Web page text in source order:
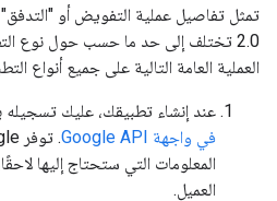
2.0 تختلف إلى حد ما حسب حول نوع
العملية العامة التالية على جميع أنواع
عند إنشاء تطبيقك، عليك تسجيله
في واجهة Google API
المعلومات التي ستحتاج إليها
العميل.